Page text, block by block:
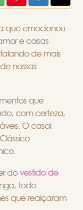
que emocionou
e coisas
de mais
nossas
que
com certeza,
O casal
dovestido de
todo
que realçaram